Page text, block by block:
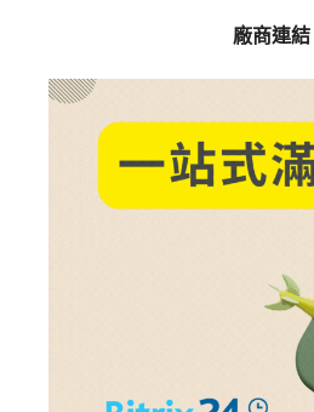
廠商連結